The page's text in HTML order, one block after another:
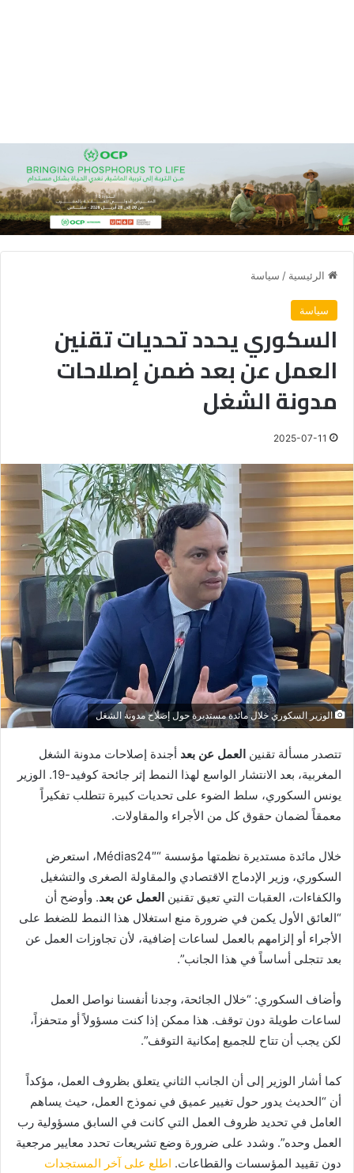
الرئيسية / سياسة
سياسة
السكوري يحدد تحديات تقنين
العمل عن بعد ضمن إصلاحات
مدونة الشغل
2025-07-11
الوزير السكوري خلال مائدة مستديرة حول إصلاح مدونة الشغل
تتصدر مسألة تقنين العمل عن بعد أجندة إصلاحات مدونة الشغل
المغربية، بعد الانتشار الواسع لهذا النمط إثر جائحة كوفيد-19. الوزير
يونس السكوري، سلط الضوء على تحديات كبيرة تتطلب تفكيراً
معمقاً لضمان حقوق كل من الأجراء والمقاولات.
خلال مائدة مستديرة نظمتها مؤسسة “Médias24″، استعرض
السكوري، وزير الإدماج الاقتصادي والمقاولة الصغرى والتشغيل
والكفاءات، العقبات التي تعيق تقنين العمل عن بعد. وأوضح أن
“العائق الأول يكمن في ضرورة منع استغلال هذا النمط للضغط على
الأجراء أو إلزامهم بالعمل لساعات إضافية، لأن تجاوزات العمل عن
بعد تتجلى أساساً في هذا الجانب”.
وأضاف السكوري: “خلال الجائحة، وجدنا أنفسنا نواصل العمل
لساعات طويلة دون توقف. هذا ممكن إذا كنت مسؤولاً أو متحفزاً،
لكن يجب أن تتاح للجميع إمكانية التوقف”.
كما أشار الوزير إلى أن الجانب الثاني يتعلق بظروف العمل، مؤكداً
أن “الحديث يدور حول تغيير عميق في نموذج العمل، حيث يساهم
العامل في تحديد ظروف العمل التي كانت في السابق مسؤولية رب
العمل وحده”. وشدد على ضرورة وضع تشريعات تحدد معايير مرجعية
دون تقييد المؤسسات والقطاعات. اطلع على آخر المستجدات